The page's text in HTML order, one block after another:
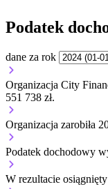
Podatek
dane za rok
Organizacja City
551 738 zł.
Organizacja zarobiła
Podatek dochodowy
W rezultacie